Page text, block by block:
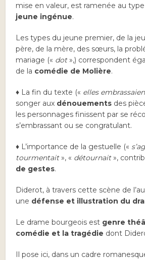
mise en valeur, est ramenée au
jeune ingénue.
Les types du jeune premier, de la
père, de la mère, des sœurs, la
mariage (« dot»,) correspondent
de la comédie de Molière.
♦ La fin du texte (« elles
songer aux dénouements des
les personnages finissent par se
s’embrassant ou se congratulant.
♦ L’importance de la gestuelle («
tourmentait», « détournait»,
de gestes.
Diderot, à travers cette scène de
une défense et illustration du
Le drame bourgeois est genre
comédie et la tragédie dont
Il pose ici, dans un cadre